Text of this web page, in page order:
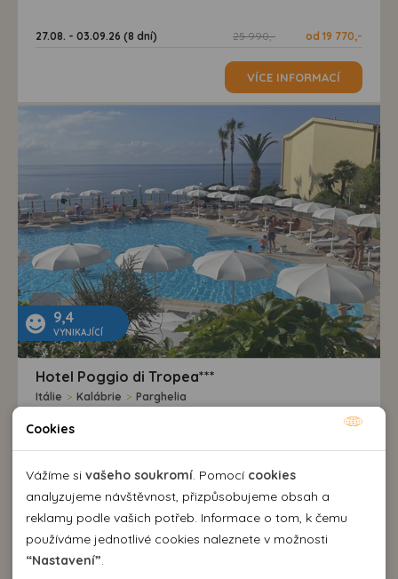
27.08. - 03.09.26 (8 dní) 25 990,- od 19 770,-
VÍCE INFORMACÍ
9,4
VYNIKAJÍCÍ
Hotel Poggio di Tropea***
Itálie > Kalábrie > Parghelia
Brno
27.08. - 03.09.26 (8 dní) 31 990,- od 25 770,-
Cookies
Vážíme si vašeho soukromí. Pomocí cookies
analyzujeme návštěvnost, přizpůsobujeme obsah a
reklamy podle vašich potřeb. Informace o tom, k čemu
používáme jednotlivé cookies naleznete v možnosti
“Nastavení”.
Nutné cookies pomáhají, aby byla webová stránka
použitelná tak, že umožní základní funkce jako navigace
stránky a přístup k zabezpečeným sekcím webové stránky.
Webová stránka nemůže správně fungovat bez těchto
cookies.